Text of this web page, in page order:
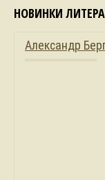
НОВИНКИ
Александр